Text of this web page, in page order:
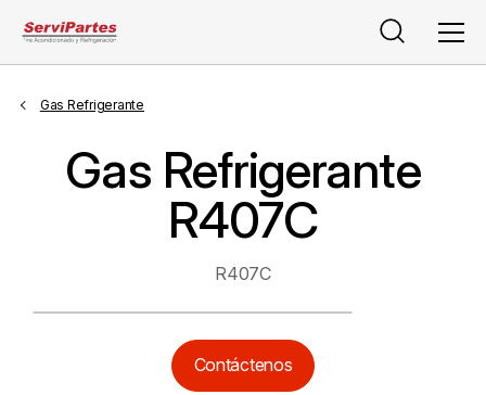
Buscar
Gas Refrigerante
Gas Refrigerante
R407C
R407C
Contáctenos